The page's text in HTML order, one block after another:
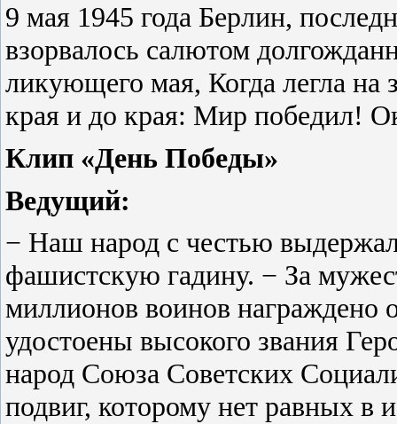
9 мая 1945 года Берлин,
взорвалось салютом
ликующего мая, Когда легла
края и до края: Мир победил!
Клип «День Победы»
Ведущий:
− Наш народ с честью
фашистскую гадину. − За
миллионов воинов награждено
удостоены высокого звания
народ Союза Советских
подвиг, которому нет равных в